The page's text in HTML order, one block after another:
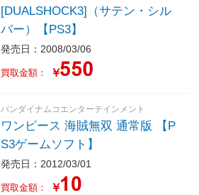
[DUALSHOCK3]（サテン・シル
バー）【PS3】
発売日：2008/03/06
買取金額： ￥
バンダイナムコエンターテインメント
ワンピース 海賊無双 通常版 【P
S3ゲームソフト】
発売日：2012/03/01
買取金額： ￥